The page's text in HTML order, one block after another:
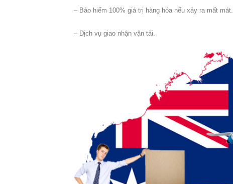
– Bảo hiểm 100% giá trị hàng hóa nếu xảy ra mất mát.
– Dịch vụ giao nhận vận tải.